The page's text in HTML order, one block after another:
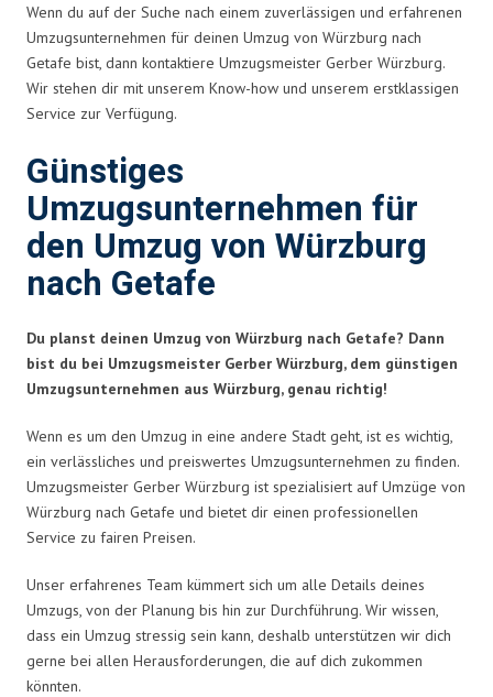
Wenn du auf der Suche nach einem zuverlässigen und erfahrenen
Umzugsunternehmen für deinen Umzug von Würzburg nach
Getafe bist, dann kontaktiere Umzugsmeister Gerber Würzburg.
Wir stehen dir mit unserem Know-how und unserem erstklassigen
Service zur Verfügung.
Günstiges
Umzugsunternehmen für
den Umzug von Würzburg
nach Getafe
Du planst deinen Umzug von Würzburg nach Getafe? Dann
bist du bei Umzugsmeister Gerber Würzburg, dem günstigen
Umzugsunternehmen aus Würzburg, genau richtig!
Wenn es um den Umzug in eine andere Stadt geht, ist es wichtig,
ein verlässliches und preiswertes Umzugsunternehmen zu finden.
Umzugsmeister Gerber Würzburg ist spezialisiert auf Umzüge von
Würzburg nach Getafe und bietet dir einen professionellen
Service zu fairen Preisen.
Unser erfahrenes Team kümmert sich um alle Details deines
Umzugs, von der Planung bis hin zur Durchführung. Wir wissen,
dass ein Umzug stressig sein kann, deshalb unterstützen wir dich
gerne bei allen Herausforderungen, die auf dich zukommen
könnten.